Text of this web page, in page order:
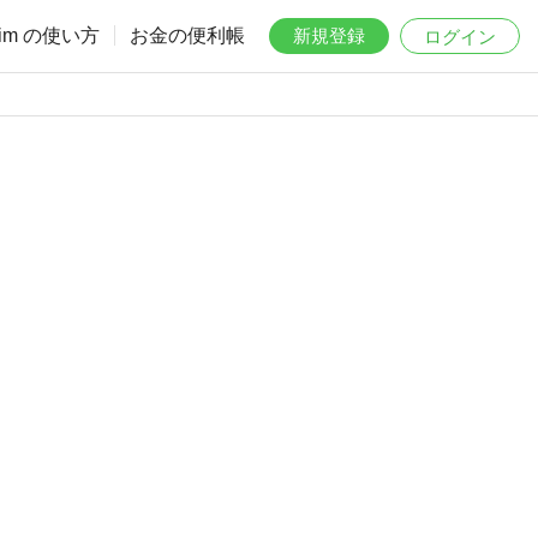
の使い方 お金の便利帳 新規登録 ログイン